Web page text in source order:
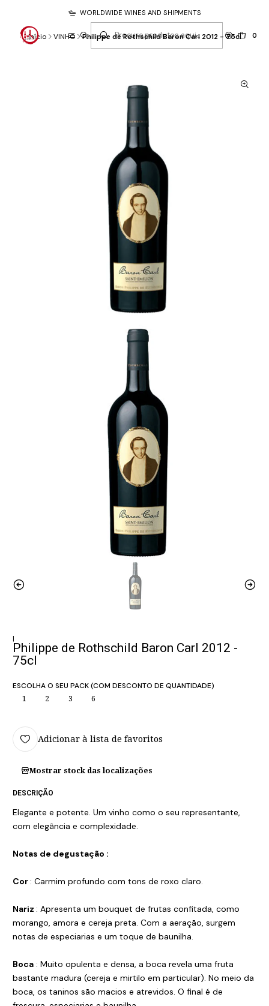
0
WORLDWIDE WINES AND SHIPMENTS
Início VINHO Philippe de Rothschild Baron Carl 2012 - 75cl
|
Philippe de Rothschild Baron Carl 2012 -
75cl
ESCOLHA O SEU PACK (COM DESCONTO DE QUANTIDADE)
1 2 3 6
Adicionar à lista de favoritos
Mostrar stock das localizações
DESCRIÇÃO
Elegante e potente. Um vinho como o seu representante,
com elegância e complexidade.
Notas de degustação :
Cor : Carmim profundo com tons de roxo claro.
Nariz : Apresenta um bouquet de frutas confitada, como
morango, amora e cereja preta. Com a aeração, surgem
notas de especiarias e um toque de baunilha.
Boca : Muito opulenta e densa, a boca revela uma fruta
bastante madura (cereja e mirtilo em particular). No meio da
boca, os taninos são macios e atrevidos. O final é de